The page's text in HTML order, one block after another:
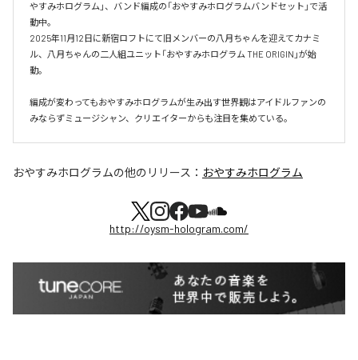
やすみホログラム」、バンド編成の「おやすみホログラムバンドセット」で活
動中。
2025年11月12日に新宿ロフトにて旧メンバーの八月ちゃんを迎えてカナミ
ル、八月ちゃんの二人組ユニット「おやすみホログラム THE ORIGIN」が始
動。
編成が変わってもおやすみホログラムが⽣み出す世界観はアイドルファンの
おやすみホログラムの他のリリース： おやすみホログラム
http://oysm-hologram.com/